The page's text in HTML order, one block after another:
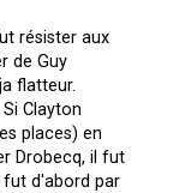
résister aux
de Guy
flatteur.
Clayton
places) en
Drobecq, il fut
fut d'abord par